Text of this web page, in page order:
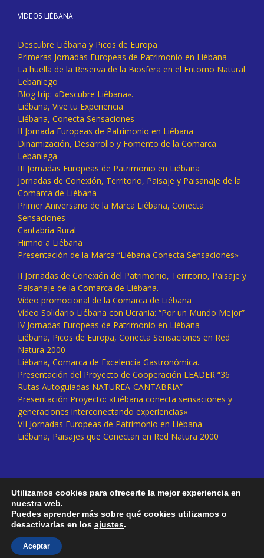
VÍDEOS LIÉBANA
Descubre Liébana y Picos de Europa
Primeras Jornadas Europeas de Patrimonio en Liébana
La huella de la Reserva de la Biosfera en el Entorno Natural
Lebaniego
Blog trip: «Descubre Liébana».
Liébana, Vive tu Experiencia
Liébana, Conecta Sensaciones
II Jornada Europeas de Patrimonio en Liébana
Dinamización, Desarrollo y Fomento de la Comarca
Lebaniega
III Jornadas Europeas de Patrimonio en Liébana
Jornadas de Conexión, Territorio, Paisaje y Paisanaje de la
Comarca de Liébana
Primer Aniversario de la Marca Liébana, Conecta
Sensaciones
Cantabria Rural
Himno a Liébana
Presentación de la Marca “Liébana Conecta Sensaciones»
II Jornadas de Conexión del Patrimonio, Territorio, Paisaje y
Paisanaje de la Comarca de Liébana.
Vídeo promocional de la Comarca de Liébana
Vídeo Solidario Liébana con Ucrania: “Por un Mundo Mejor”
IV Jornadas Europeas de Patrimonio en Liébana
Liébana, Picos de Europa, Conecta Sensaciones en Red
Natura 2000
Liébana, Comarca de Excelencia Gastronómica.
Presentación del Proyecto de Cooperación LEADER “36
Rutas Autoguiadas NATUREA-CANTABRIA”
Presentación Proyecto: «Liébana conecta sensaciones y
generaciones interconectando experiencias»
VII Jornadas Europeas de Patrimonio en Liébana
Liébana, Paisajes que Conectan en Red Natura 2000
Utilizamos cookies para ofrecerte la mejor experiencia en
nuestra web.
Puedes aprender más sobre qué cookies utilizamos o
desactivarlas en los ajustes.
Aceptar